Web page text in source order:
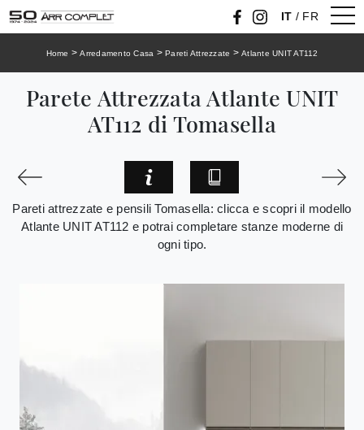
IT / FR
Home >Arredamento Casa > Pareti Attrezzate > Atlante UNIT AT112
Parete Attrezzata Atlante UNIT
AT112 di Tomasella
Pareti attrezzate e pensili Tomasella: clicca e scopri il modello
Atlante UNIT AT112 e potrai completare stanze moderne di
ogni tipo.